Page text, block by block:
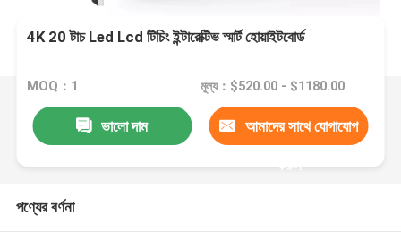
4K 20 টাচ Led Lcd টিচিং ইন্টারেক্টিভ স্মার্ট হোয়াইটবোর্ড
MOQ：1 মূল্য：$520.00 - $1180.00
ভালো দাম আমাদের সাথে যোগাযোগ
করুন
পণ্যের বর্ণনা